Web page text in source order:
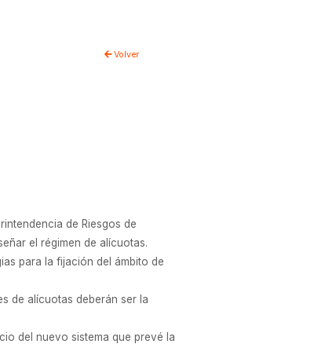
Volver
de Riesgos de
el régimen de alícuotas.
para la fijación del ámbito de
de alícuotas deberán ser la
del nuevo sistema que prevé la